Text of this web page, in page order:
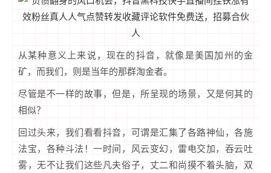
从某种意义上来说，现在的抖音，就像是美国加州的金
矿，而我们，则是当年的那群淘金者。
尽管是不一样的故事，但是，所呈现的场景，又是何其的
相似？
回过头来，我们看看抖音，可谓是汇集了各路神仙，各施
法宝，各种斗法！一时间，风云变幻，雷电交加，吞云吐
雾，无不让我们这些凡夫俗子，丈二和尚摸不着头脑，双